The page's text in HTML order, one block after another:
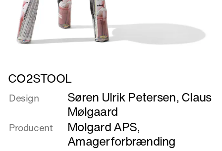
Læs
mere
om
CO2STOOL
Design Søren Ulrik Petersen,Claus
Mølgaard
Producent Molgard APS,
Amagerforbrænding